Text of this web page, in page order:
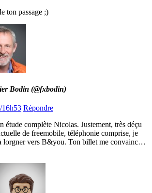
ton passage ;)
Bodin (@fxbodin)
16h53 Répondre
étude complète Nicolas. Justement, très déçu
de freemobile, téléphonie comprise, je
lorgner vers B&you. Ton billet me convainc…